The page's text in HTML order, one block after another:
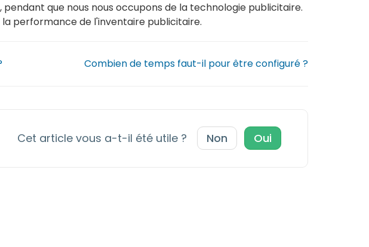
pendant que nous nous occupons de la technologie publicitaire.
performance de l'inventaire publicitaire.
Combien de temps faut-il pour être configuré ?
Cet article vous a-t-il été utile ? Non Oui